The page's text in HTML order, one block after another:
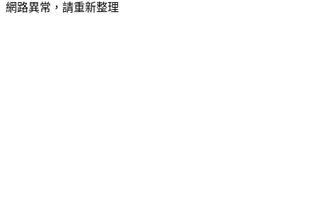
網路異常，請重新整理